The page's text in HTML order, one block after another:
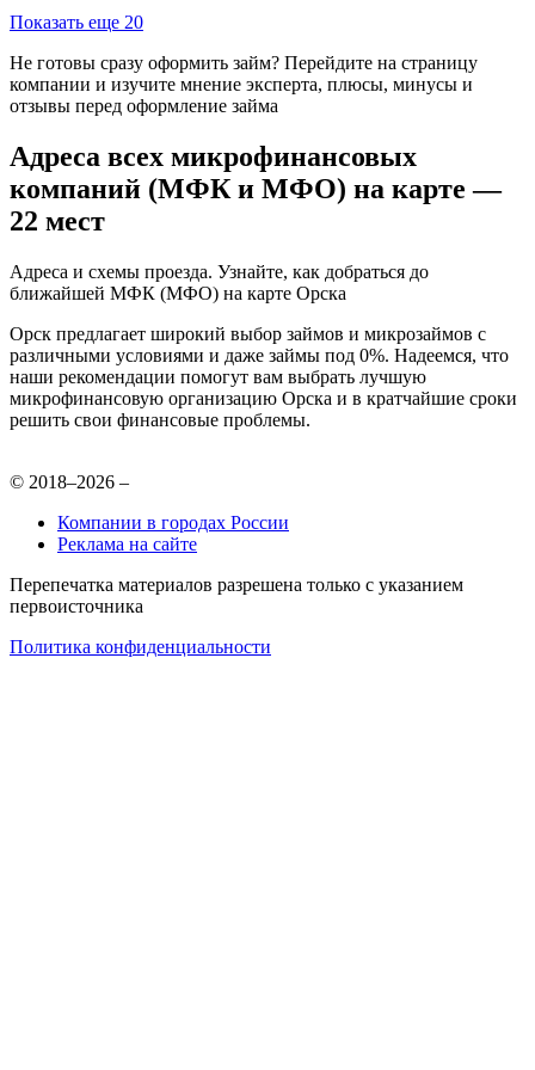
Показать еще 20
Не готовы сразу оформить займ? Перейдите на страницу
компании и изучите мнение эксперта, плюсы, минусы и
отзывы перед оформление займа
Адреса всех микрофинансовых
компаний (МФК и МФО) на карте —
22 мест
Адреса и схемы проезда. Узнайте, как добраться до
ближайшей МФК (МФО) на карте Орска
Орск предлагает широкий выбор займов и микрозаймов с
различными условиями и даже займы под 0%. Надеемся, что
наши рекомендации помогут вам выбрать лучшую
микрофинансовую организацию Орска и в кратчайшие сроки
решить свои финансовые проблемы.
© 2018–2026 –
Компании в городах России
Реклама на сайте
Перепечатка материалов разрешена только с указанием
первоисточника
Политика конфиденциальности